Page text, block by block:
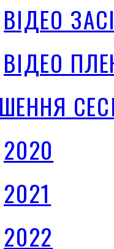
ВІДЕО
ВІДЕО
2020
2021
2022